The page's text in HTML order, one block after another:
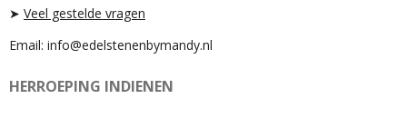
➤ Veel gestelde vragen
Email: info@edelstenenbymandy.nl
HERROEPING INDIENEN